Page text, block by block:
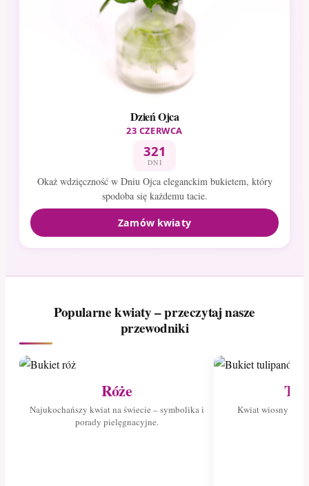
Dzień Ojca
23 CZERWCA
321
DNI
Okaż wdzięczność w Dniu Ojca eleganckim bukietem, który
spodoba się każdemu tacie.
Zamów kwiaty
Popularne kwiaty – przeczytaj nasze
przewodniki
Róże
Najukochańszy kwiat na świecie – symbolika i
porady pielęgnacyjne.
Kwiat wiosny –